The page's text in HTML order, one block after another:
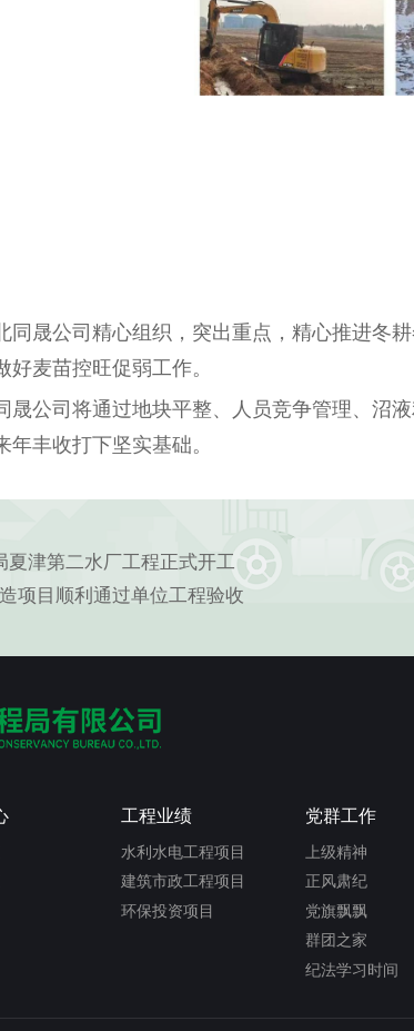
晟公司精心组织，突出重点，精心推进冬
麦苗控旺促弱工作。
公司将通过地块平整、人员竞争管理、沼液
丰收打下坚实基础。
津第二水厂工程正式开工
项目顺利通过单位工程验收
工程业绩
水利水电工程项目
建筑市政工程项目
环保投资项目
党群工作
上级精神
正风肃纪
党旗飘飘
群团之家
纪法学习时间